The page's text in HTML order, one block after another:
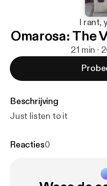
I rant,
Omarosa: The
21 min ·
Beschrijving
Just listen to it
Reacties0